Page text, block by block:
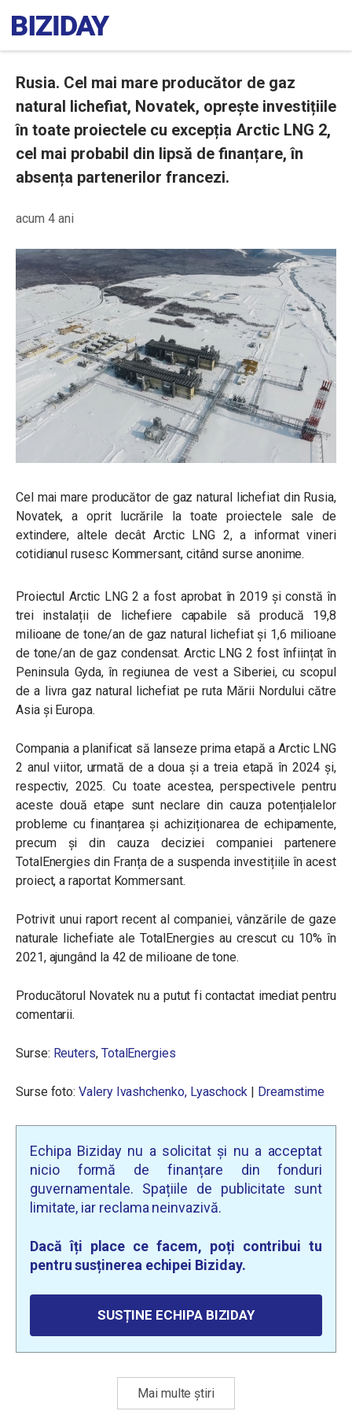
Rusia. Cel mai mare producător de gaz
natural lichefiat, Novatek, oprește investițiile
în toate proiectele cu excepția Arctic LNG 2,
cel mai probabil din lipsă de finanțare, în
absența partenerilor francezi.
acum 4 ani
Cel mai mare producător de gaz natural lichefiat din Rusia,
Novatek, a oprit lucrările la toate proiectele sale de
extindere, altele decât Arctic LNG 2, a informat vineri
cotidianul rusesc Kommersant, citând surse anonime.
Proiectul Arctic LNG 2 a fost aprobat în 2019 și constă în
trei instalații de lichefiere capabile să producă 19,8
milioane de tone/an de gaz natural lichefiat și 1,6 milioane
de tone/an de gaz condensat. Arctic LNG 2 fost înființat în
Peninsula Gyda, în regiunea de vest a Siberiei, cu scopul
de a livra gaz natural lichefiat pe ruta Mării Nordului către
Asia și Europa.
Compania a planificat să lanseze prima etapă a Arctic LNG
2 anul viitor, urmată de a doua și a treia etapă în 2024 și,
respectiv, 2025. Cu toate acestea, perspectivele pentru
aceste două etape sunt neclare din cauza potențialelor
probleme cu finanțarea și achiziționarea de echipamente,
precum și din cauza deciziei companiei partenere
TotalEnergies din Franța de a suspenda investițiile în acest
proiect, a raportat Kommersant.
Potrivit unui raport recent al companiei, vânzările de gaze
naturale lichefiate ale TotalEnergies au crescut cu 10% în
2021, ajungând la 42 de milioane de tone.
Producătorul Novatek nu a putut fi contactat imediat pentru
comentarii.
Surse: Reuters, TotalEnergies
Surse foto:Valery Ivashchenko, Lyaschock | Dreamstime
Echipa Biziday nu a solicitat și nu a acceptat
nicio formă de finanțare din fonduri
guvernamentale. Spațiile de publicitate sunt
limitate, iar reclama neinvazivă.
Dacă îți place ce facem, poți contribui tu
pentru susținerea echipei Biziday.
SUSȚINE ECHIPA BIZIDAY
Mai multe știri